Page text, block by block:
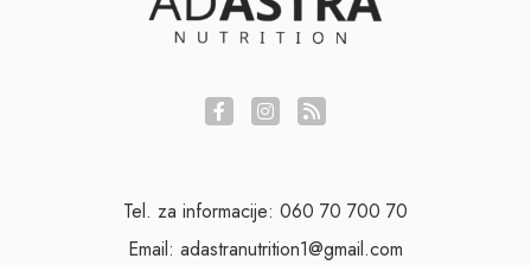
Tel. za informacije: 060 70 700 70
Email: adastranutrition1@gmail.com